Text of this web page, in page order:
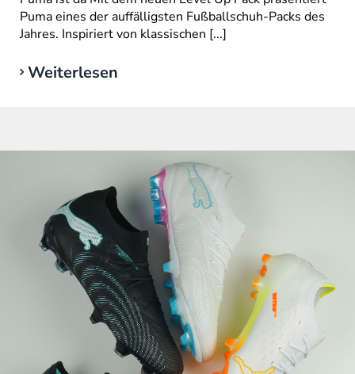
Puma eines der auffälligsten Fußballschuh-Packs des
Jahres. Inspiriert von klassischen [...]
Weiterlesen